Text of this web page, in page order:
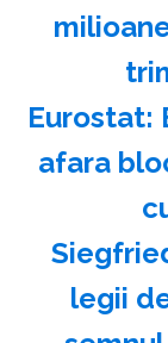
Eurostat:
afara
legii